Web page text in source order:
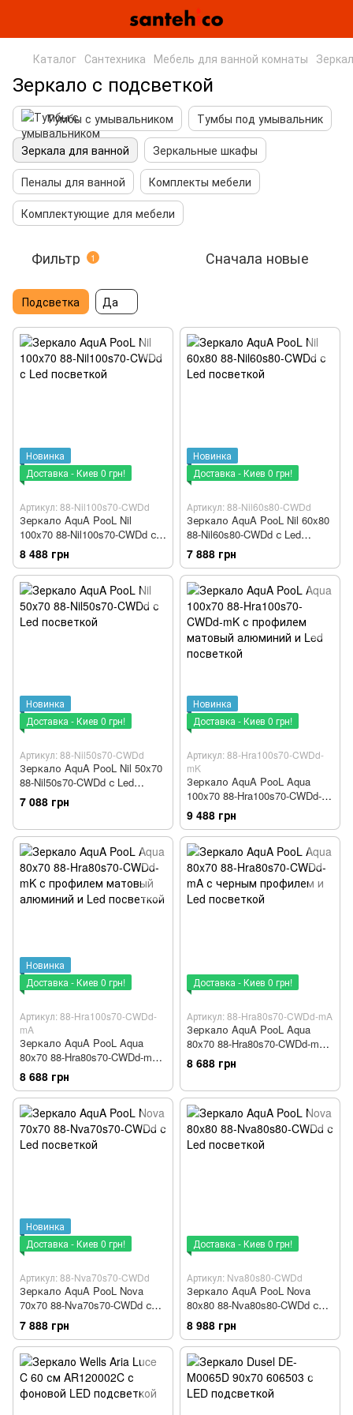
Каталог Сантехника Мебель для ванной комнаты
Зеркало с подсветкой
Тумбы с умывальником
Тумбы под умывальник
Зеркала для ванной
Зеркальные шкафы
Пеналы для ванной
Комплекты мебели
Комплектующие для мебели
Фильтр 1 Сначала новые
Подсветка Да
Новинка
Доставка - Киев 0 грн!
Артикул: 88-Nil100s70-CWDd
Зеркало AquA PooL Nil
100x70 88-Nil100s70-CWDd с
Led посветкой
8 488 грн
Новинка
Доставка - Киев 0 грн!
Артикул: 88-Nil60s80-CWDd
Зеркало AquA PooL Nil 60x80
88-Nil60s80-CWDd с Led
посветкой
7 888 грн
Новинка
Доставка - Киев 0 грн!
Артикул: 88-Nil50s70-CWDd
Зеркало AquA PooL Nil 50x70
88-Nil50s70-CWDd с Led
посветкой
7 088 грн
Новинка
Доставка - Киев 0 грн!
Артикул: 88-Hra100s70-CWDd-
mK
Зеркало AquA PooL Aqua
100x70 88-Hra100s70-CWDd-
mK с профилем матовый
алюминий и Led посветкой
9 488 грн
Новинка
Доставка - Киев 0 грн!
Артикул: 88-Hra100s70-CWDd-
mA
Зеркало AquA PooL Aqua
80x70 88-Hra80s70-CWDd-mK
с профилем матовый
алюминий и Led посветкой
8 688 грн
Доставка - Киев 0 грн!
Артикул: 88-Hra80s70-CWDd-mA
Зеркало AquA PooL Aqua
80x70 88-Hra80s70-CWDd-mA
с черным профилем и Led
посветкой
8 688 грн
Новинка
Доставка - Киев 0 грн!
Артикул: 88-Nva70s70-CWDd
Зеркало AquA PooL Nova
70x70 88-Nva70s70-CWDd с
Led посветкой
7 888 грн
Доставка - Киев 0 грн!
Артикул: Nva80s80-CWDd
Зеркало AquA PooL Nova
80x80 88-Nva80s80-CWDd с
Led посветкой
8 988 грн